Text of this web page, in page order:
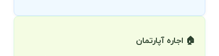
🏠 اجاره آپارتمان